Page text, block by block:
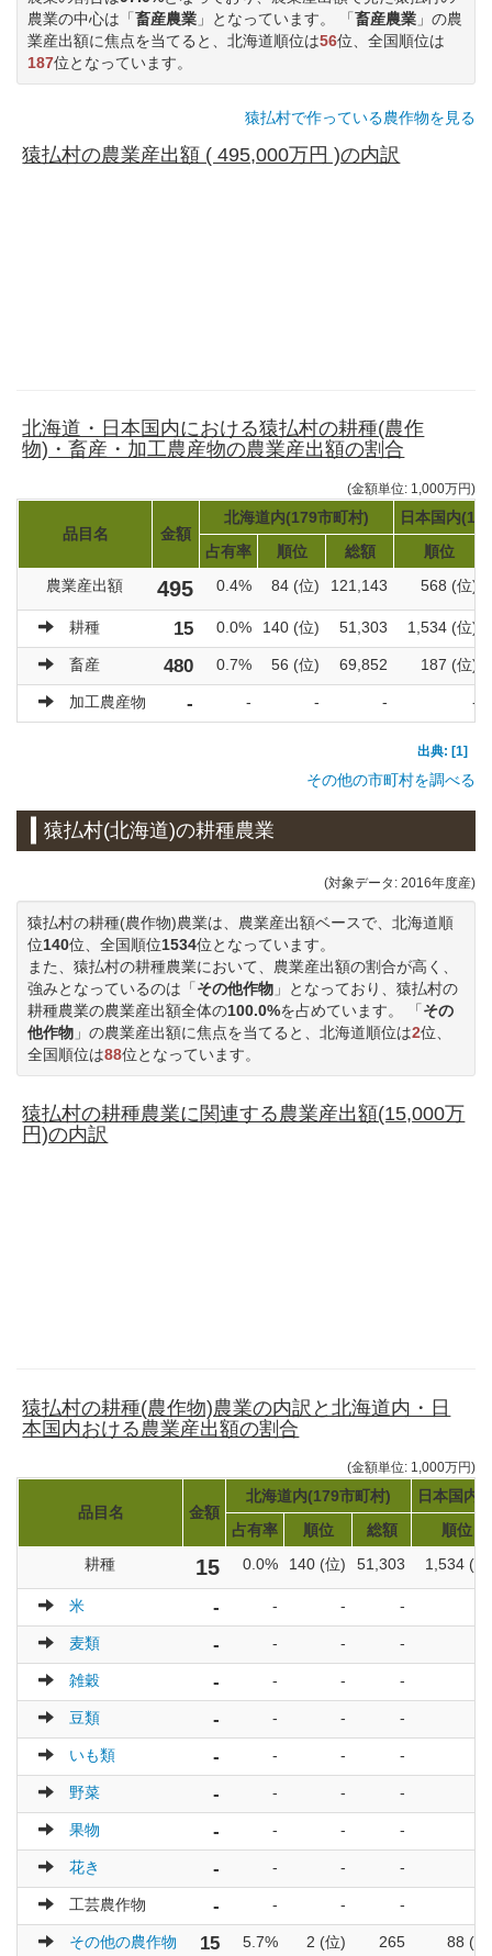
農業の中心は「畜産農業 」となっています。 「畜産農業 」の農
業産出額に焦点を当てると、北海道順位は56位、全国順位は
187位となっています。
猿払村で作っている農作物を見る
猿払村の農業産出額 ( 495,000万円 )の内訳
北海道・日本国内における猿払村の耕種(農作
物)・畜産・加工農産物の農業産出額の割合
(金額単位: 1,000万円)
品目名 金額
北海道内(179市町村)
日本国内
占有率
順位 総額
順位
農業産出額
495 0.4% 84 (位) 121,143 568 (位)
耕種 15 0.0% 140 (位) 51,303 1,534 (位)
畜産 480 0.7% 56 (位) 69,852 187 (位)
加工農産物 - - - - -
出典: [1]
その他の市町村を調べる
猿払村(北海道)の耕種農業
(対象データ: 2016年度産)
猿払村の耕種(農作物)農業は、農業産出額ベースで、北海道順
位140位、全国順位1534位となっています。
また、猿払村の耕種農業において、農業産出額の割合が高く、
強みとなっているのは「その他作物 」となっており、猿払村の
耕種農業の農業産出額全体の100.0%を占めています。 「その
他作物 」の農業産出額に焦点を当てると、北海道順位は2位、
全国順位は88位となっています。
猿払村の耕種農業に関連する農業産出額(15,000万
円)の内訳
猿払村の耕種(農作物)農業の内訳と北海道内・日
本国内おける農業産出額の割合
(金額単位: 1,000万円)
品目名 金額
北海道内(179市町村)
日本国内
占有率
順位 総額
順位
耕種
15 0.0% 140 (位) 51,303 1,534 (
米 - - - -
麦類 - - - -
雑穀 - - - -
豆類 - - - -
いも類 - - - -
野菜 - - - -
果物 - - - -
花き - - - -
工芸農作物 - - - -
その他の農作物 15 5.7% 2 (位) 265 88 (